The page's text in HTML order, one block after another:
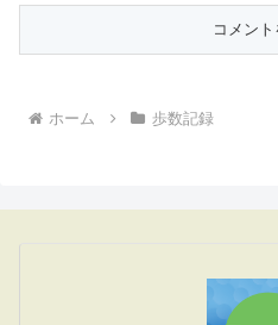
ホーム 歩数記録